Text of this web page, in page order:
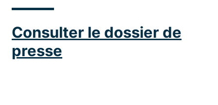
Consulter le dossier de
presse